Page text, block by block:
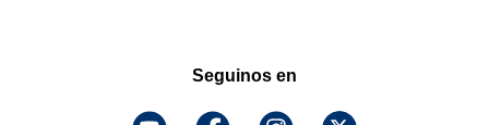
Seguinos en